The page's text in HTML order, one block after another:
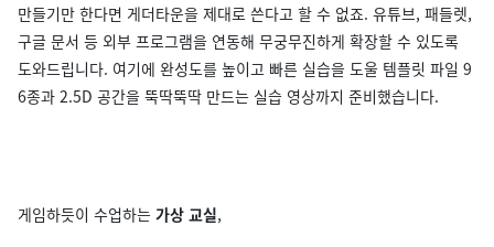
만들기만 한다면 게더타운을 제대로 쓴다고 할 수 없죠. 유튜브, 패들렛,
구글 문서 등 외부 프로그램을 연동해 무궁무진하게 확장할 수 있도록
도와드립니다. 여기에 완성도를 높이고 빠른 실습을 도울 템플릿 파일 9
6종과 2.5D 공간을 뚝딱뚝딱 만드는 실습 영상까지 준비했습니다.
게임하듯이 수업하는 가상 교실,